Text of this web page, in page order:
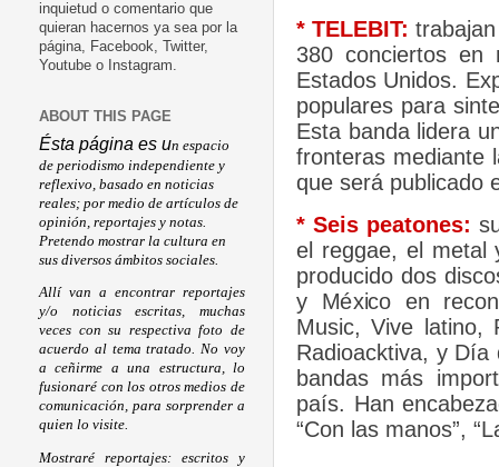
*TELEBIT:
380 conciertos en
Estados Unidos.
populares para
Esta banda ​lidera
fronteras mediante
que será publicado
* Seis peatones:
el reggae, el metal
producido dos
y México en
Music, Vive latino,
Radioacktiva, y Día
bandas más
país. Han
“Con las manos”,
inquietud o comentario que
quieran hacernos ya sea por la
página, Facebook, Twitter,
Youtube o Instagram.
ABOUT THIS PAGE
Ésta página es un espacio
de periodismo independiente y
reflexivo, basado en noticias
reales; por medio de artículos de
opinión, reportajes y notas.
Pretendo mostrar la cultura en
sus diversos ámbitos sociales.
Allí van a encontrar reportajes
y/o noticias escritas, muchas
veces con su respectiva foto de
acuerdo al tema tratado. No voy
a ceñirme a una estructura, lo
fusionaré con los otros medios de
comunicación, para sorprender a
quien lo visite.
Mostraré reportajes: escritos y